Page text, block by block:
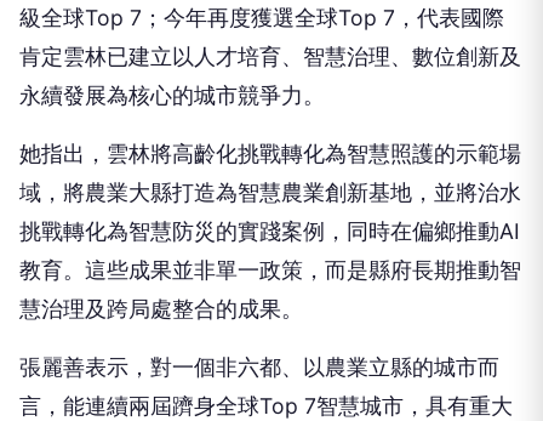
級全球Top 7；今年再度獲選全球Top 7，代表國際
肯定雲林已建立以人才培育、智慧治理、數位創新及
永續發展為核心的城市競爭力。
她指出，雲林將高齡化挑戰轉化為智慧照護的示範場
域，將農業大縣打造為智慧農業創新基地，並將治水
挑戰轉化為智慧防災的實踐案例，同時在偏鄉推動AI
教育。這些成果並非單一政策，而是縣府長期推動智
慧治理及跨局處整合的成果。
張麗善表示，對一個非六都、以農業立縣的城市而
言，能連續兩屆躋身全球Top 7智慧城市，具有重大